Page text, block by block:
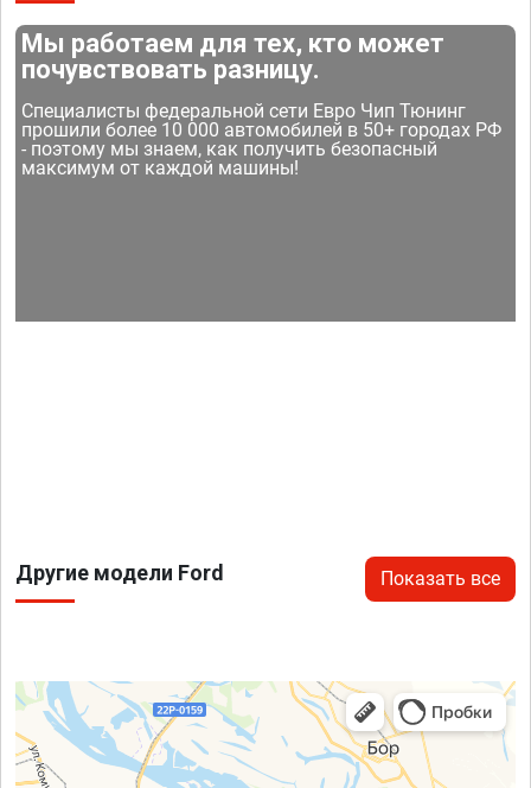
Мы работаем для тех, кто может
почувствовать разницу.
Специалисты федеральной сети Евро Чип Тюнинг
прошили более 10 000 автомобилей в 50+ городах РФ
- поэтому мы знаем, как получить безопасный
максимум от каждой машины!
Другие модели Ford Показать все